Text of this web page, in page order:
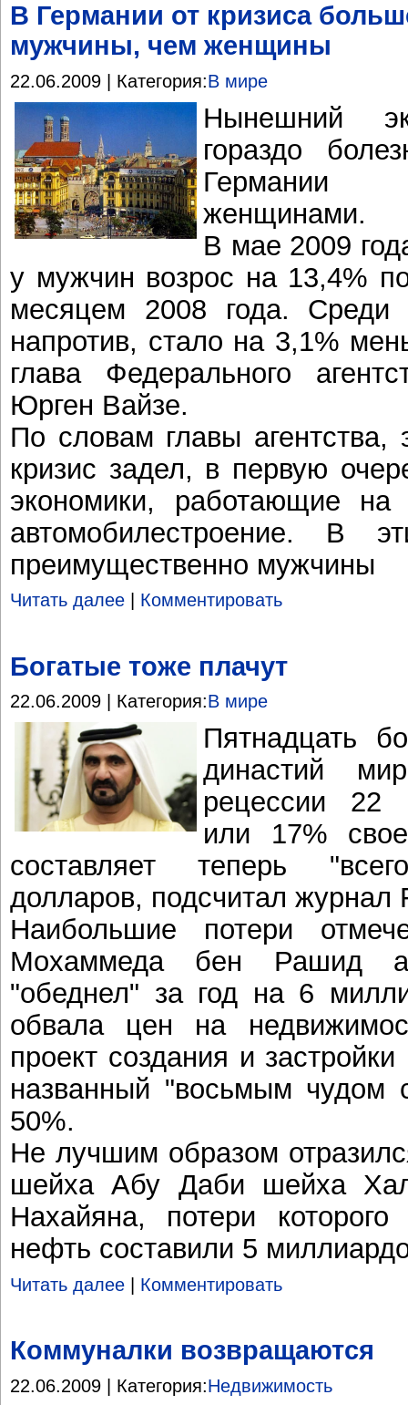
В Германии от кризиса
мужчины, чем женщины
22.06.2009 | Категория:В мире
Нынешний
гораздо
Германии
женщинами.
В мае 2009
у мужчин возрос на 13,4%
месяцем 2008 года. Среди
напротив, стало на 3,1%
глава Федерального
Юрген Вайзе.
По словам главы агентства,
кризис задел, в первую
экономики, работающие на
автомобилестроение. В
преимущественно мужчины
Читать далее Комментировать
Богатые тоже плачут
22.06.2009 | Категория:В мире
Пятнадцать
династий
рецессии 22
или 17%
составляет теперь
долларов, подсчитал журнал
Наибольшие потери
Мохаммеда бен Рашид
"обеднел" за год на 6
обвала цен на
проект создания и
названный "восьмым чудом
50%.
Не лучшим образом
шейха Абу Даби шейха
Нахайяна, потери
нефть составили 5
Читать далее | Комментировать
Коммуналки возвращаются
22.06.2009 | Категория:Недвижимость